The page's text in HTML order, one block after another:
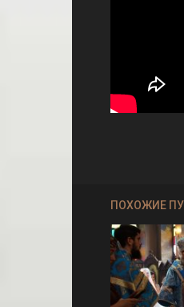
ПОХОЖИЕ